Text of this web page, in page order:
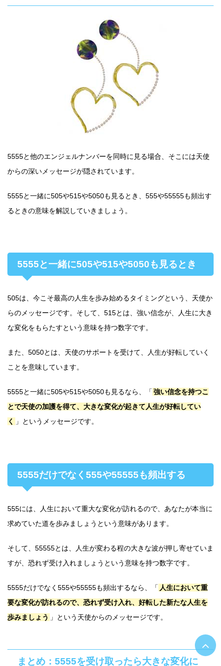
5555と他のエンジェルナンバーを同時に見る場合、そこには天使
からの深いメッセージが隠されています。
5555と一緒に505や515や5050も見るとき、555や55555も頻出す
るときの意味を解説していきましょう。
5555と一緒に505や515や5050も見るとき
505は、今こそ最高の人生を歩み始めるタイミングという、天使か
らのメッセージです。そして、515とは、強い信念が、人生に大き
な変化をもらたすという意味を持つ数字です。
また、5050とは、天使のサポートを受けて、人生が好転していく
ことを意味しています。
5555と一緒に505や515や5050も見るなら、「 強い信念を持つこ
とで天使の加護を得て、大きな変化が起きて人生が好転してい
く
」というメッセージです。
5555だけでなく555や55555も頻出する
555には、人生において重大な変化が訪れるので、あなたが本当に
求めていた道を歩みましょうという意味があります。
そして、55555とは、人生が変わる程の大きな波が押し寄せていま
すが、恐れず受け入れましょうという意味を持つ数字です。
5555だけでなく555や55555も頻出するなら、「 人生において重
要な変化が訪れるので、恐れず受け入れ、好転した新たな人生を
歩みましょう
」という天使からのメッセージです。
まとめ：5555を受け取ったら大きな変化に